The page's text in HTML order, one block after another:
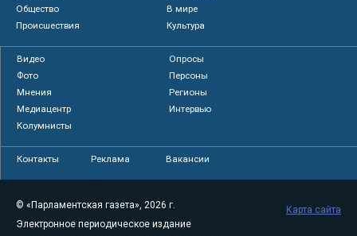
Общество
В мире
Происшествия
Культура
Видео
Опросы
Фото
Персоны
Мнения
Регионы
Медиацентр
Интервью
Колумнисты
Контакты Реклама Вакансии
© «Парламентская газета», 2026 г.
Электронное периодическое издание
Карта сайта